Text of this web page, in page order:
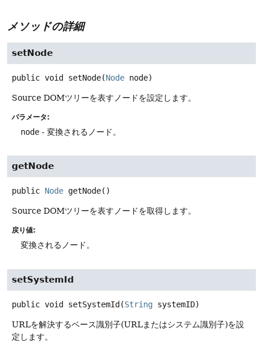
メソッドの詳細
setNode
public void setNode(Node node)
Source DOMツリーを表すノードを設定します。
パラメータ:
node - 変換されるノード。
getNode
public Node getNode()
Source DOMツリーを表すノードを取得します。
戻り値:
変換されるノード。
setSystemId
public void setSystemId (String systemID)
URLを解決するベース識別子(URLまたはシステム識別子)を設
定します。